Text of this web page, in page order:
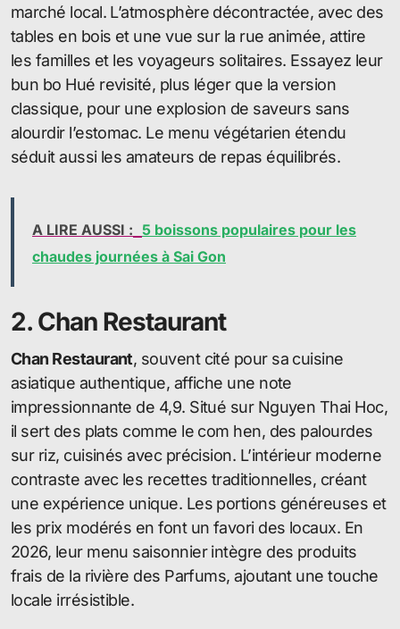
marché local. L’atmosphère décontractée, avec des
tables en bois et une vue sur la rue animée, attire
les familles et les voyageurs solitaires. Essayez leur
bun bo Hué revisité, plus léger que la version
classique, pour une explosion de saveurs sans
alourdir l’estomac. Le menu végétarien étendu
séduit aussi les amateurs de repas équilibrés.
A LIRE AUSSI : 5 boissons populaires pour les
chaudes journées à Sai Gon
2. Chan Restaurant
Chan Restaurant, souvent cité pour sa cuisine
asiatique authentique, affiche une note
impressionnante de 4,9. Situé sur Nguyen Thai Hoc,
il sert des plats comme le com hen, des palourdes
sur riz, cuisinés avec précision. L’intérieur moderne
contraste avec les recettes traditionnelles, créant
une expérience unique. Les portions généreuses et
les prix modérés en font un favori des locaux. En
2026, leur menu saisonnier intègre des produits
frais de la rivière des Parfums, ajoutant une touche
locale irrésistible.